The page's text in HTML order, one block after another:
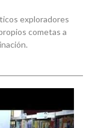
exploradores
cometas a